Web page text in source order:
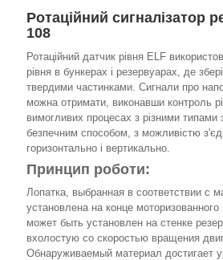
Ротаційний сигналізатор
108
Ротаційний датчик рівня ELF
рівня в бункерах і резервуарах, де
твердими частинками. Сигнали про
можна отримати, виконавши контроль
вимогливих процесах з різними типами
безпечним способом, з можливістю
горизонтально і вертикально.
Принцип роботи:
Лопатка, выбранная в соответствии с
установлена на конце
может быть установлен на стенке
вхолостую со скоростью вращения
Обнаруживаемый материал достигает